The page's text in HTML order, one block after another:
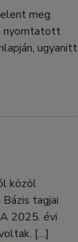
meg.
nyomtatott
ugyanitt
közöl
tagjai
2025. évi
[…]